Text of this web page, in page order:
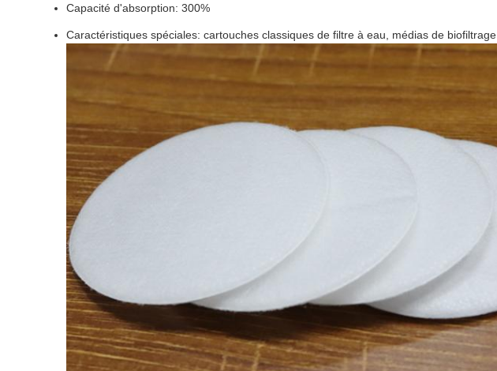
Capacité d'absorption: 300%
Caractéristiques spéciales: cartouches classiques de filtre à eau, médias de biofiltrage